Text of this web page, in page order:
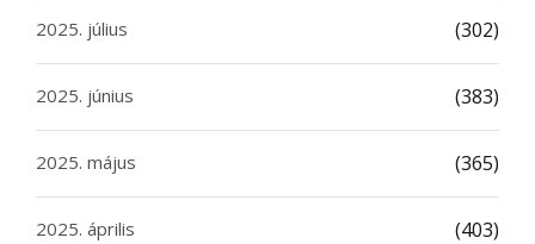
2025. július (302)
2025. június (383)
2025. május (365)
2025. április (403)